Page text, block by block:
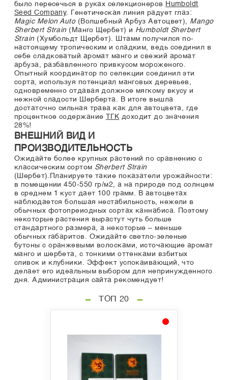
было пересечься в руках селекционеров Humboldt
Seed Company. Генетическая линия радует глаз:
Magic Melon Auto(Волшебный Арбуз Автоцвет), Mango
Sherbert Strain(Манго Щербет) и Humboldt Sherbert
Strain(Хумбольдт Щербет). Штамм получился по-
настоящему тропическим и сладким, ведь соединил в
себе сладковатый аромат манго и свежий аромат
арбуза, разбавленного привкусом мороженого.
Опытный координатор по селекции соединил эти
сорта, используя потенциал манговых деревьев,
одновременно отдавая должное мягкому вкусу и
нежной сладости Шерберта. В итоге вышла
достаточно сильная трава как для автоцвета, где
процентное содержание
ТГК доходит до значения
28%!
ВНЕШНИЙ ВИД И
ПРОИЗВОДИТЕЛЬНОСТЬ
Ожидайте более крупных растений по сравнению с
классическим сортом Sherbert Strain
(Шербет).Планируете такие показатели урожайности:
в помещении 450-550 гр/м2, а на природе под солнцем
в среднем 1 куст дает 100 грамм. В автоцветах
наблюдается большая нестабильность, нежели в
обычных фотопреиодных сортах каннабиса. Поэтому
некоторые растения вырастут чуть больше
стандартного размера, а некоторые – меньше
обычных габаритов. Ожидайте светло-зеленые
бутоны с оранжевыми волосками, источающие аромат
манго и шербета, с тонкими оттенками взбитых
сливок и клубники. Эффект успокаивающий, что
делает его идеальным выбором для непринужденного
дня. Администрация сайта рекомендует!
ТОП 20